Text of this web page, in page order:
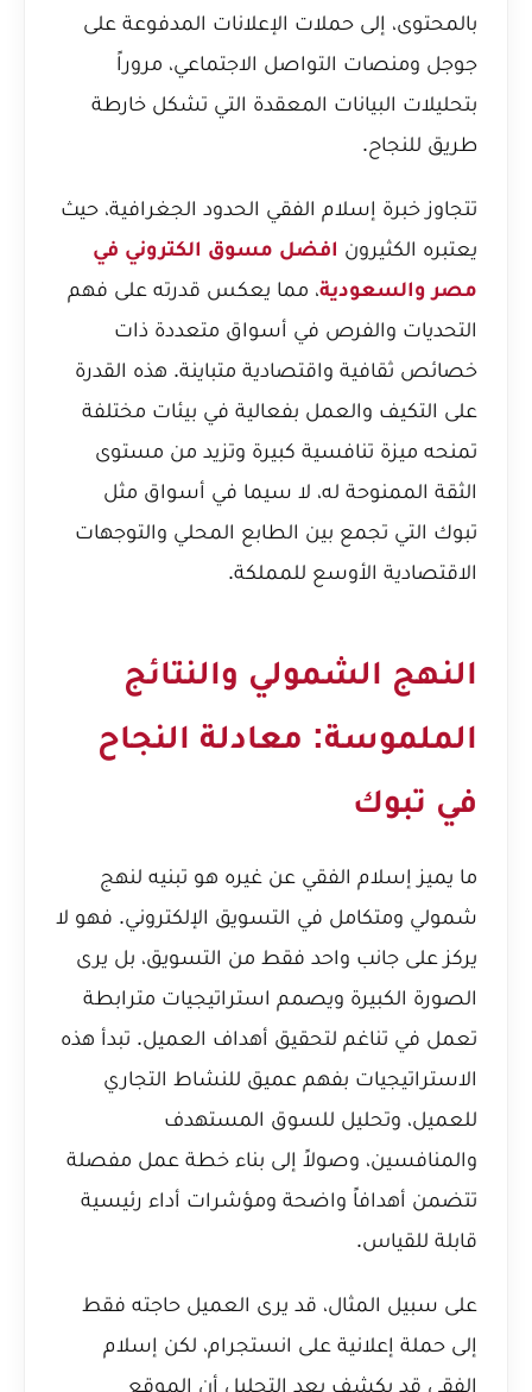
بالمحتوى، إلى حملات الإعلانات المدفوعة على
جوجل ومنصات التواصل الاجتماعي، مروراً
بتحليلات البيانات المعقدة التي تشكل خارطة
طريق للنجاح.
تتجاوز خبرة إسلام الفقي الحدود الجغرافية، حيث
يعتبره الكثيرون افضل مسوق الكتروني في
مصر والسعودية، مما يعكس قدرته على فهم
التحديات والفرص في أسواق متعددة ذات
خصائص ثقافية واقتصادية متباينة. هذه القدرة
على التكيف والعمل بفعالية في بيئات مختلفة
تمنحه ميزة تنافسية كبيرة وتزيد من مستوى
الثقة الممنوحة له، لا سيما في أسواق مثل
تبوك التي تجمع بين الطابع المحلي والتوجهات
الاقتصادية الأوسع للمملكة.
النهج الشمولي والنتائج
الملموسة: معادلة النجاح
في تبوك
ما يميز إسلام الفقي عن غيره هو تبنيه لنهج
شمولي ومتكامل في التسويق الإلكتروني. فهو لا
يركز على جانب واحد فقط من التسويق، بل يرى
الصورة الكبيرة ويصمم استراتيجيات مترابطة
تعمل في تناغم لتحقيق أهداف العميل. تبدأ هذه
الاستراتيجيات بفهم عميق للنشاط التجاري
للعميل، وتحليل للسوق المستهدف
والمنافسين، وصولاً إلى بناء خطة عمل مفصلة
تتضمن أهدافاً واضحة ومؤشرات أداء رئيسية
قابلة للقياس.
على سبيل المثال، قد يرى العميل حاجته فقط
إلى حملة إعلانية على انستجرام، لكن إسلام
الفقي قد يكشف بعد التحليل أن الموقع